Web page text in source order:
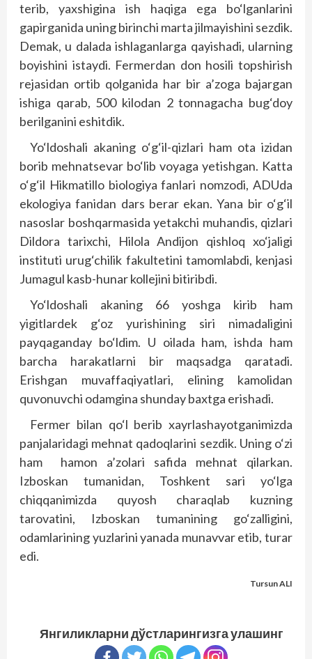
terib, yaxshigina ish haqiga ega bo‘lganlarini
gapirganida uning birinchi marta jilmayishini sezdik.
Demak, u dalada ishlaganlarga qayishadi, ularning
boyishini istaydi. Fermerdan don hosili topshirish
rejasidan ortib qolganida har bir a’zoga bajargan
ishiga qarab, 500 kilodan 2 tonnagacha bug‘doy
berilganini eshitdik.
Yo‘ldoshali akaning o‘g‘il-qizlari ham ota izidan
borib mehnatsevar bo‘lib voyaga yetishgan. Katta
o‘g‘il Hikmatillo biologiya fanlari nomzodi, ADUda
ekologiya fanidan dars berar ekan. Yana bir o‘g‘il
nasoslar boshqarmasida yetakchi muhandis, qizlari
Dildora tarixchi, Hilola Andijon qishloq xo‘jaligi
instituti urug‘chilik fakultetini tamomlabdi, kenjasi
Jumagul kasb-hunar kollejini bitiribdi.
Yo‘ldoshali akaning 66 yoshga kirib ham
yigitlardek g‘oz yurishining siri nimadaligini
payqaganday bo‘ldim. U oilada ham, ishda ham
barcha harakatlarni bir maqsadga qaratadi.
Erishgan muvaffaqiyatlari, elining kamolidan
quvonuvchi odamgina shunday baxtga erishadi.
Fermer bilan qo‘l berib xayrlashayotganimizda
panjalaridagi mehnat qadoqlarini sezdik. Uning o‘zi
ham hamon a’zolari safida mehnat qilarkan.
Izboskan tumanidan, Toshkent sari yo‘lga
chiqqanimizda quyosh charaqlab kuzning
tarovatini, Izboskan tumanining go‘zalligini,
odamlarining yuzlarini yanada munavvar etib, turar
edi.
Tursun ALI
Янгиликларни дўстларингизга улашинг